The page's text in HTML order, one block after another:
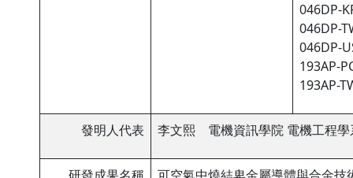
046DP-
046DP-
046DP-
193AP-
193AP-
發明人代表 李文熙 電機資訊學院 電機工程學